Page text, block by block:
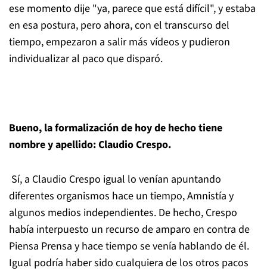
ese momento dije "ya, parece que está difícil", y estaba
en esa postura, pero ahora, con el transcurso del
tiempo, empezaron a salir más vídeos y pudieron
individualizar al paco que disparó.
Bueno, la formalización de hoy de hecho tiene
nombre y apellido: Claudio Crespo.
Sí, a Claudio Crespo igual lo venían apuntando
diferentes organismos hace un tiempo, Amnistía y
algunos medios independientes. De hecho, Crespo
había interpuesto un recurso de amparo en contra de
Piensa Prensa y hace tiempo se venía hablando de él.
Igual podría haber sido cualquiera de los otros pacos